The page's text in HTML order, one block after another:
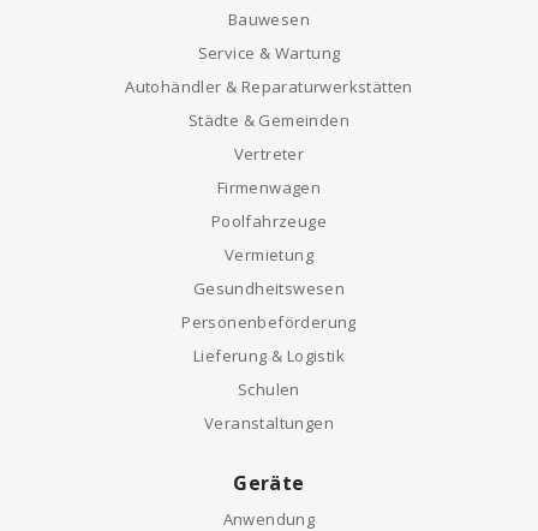
Bauwesen
Service & Wartung
Autohändler & Reparaturwerkstätten
Städte & Gemeinden
Vertreter
Firmenwagen
Poolfahrzeuge
Vermietung
Gesundheitswesen
Personenbeförderung
Lieferung & Logistik
Schulen
Veranstaltungen
Geräte
Anwendung